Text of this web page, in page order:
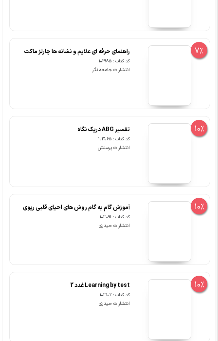
7% راهنمای حرفه ای علایم و نشانه ها چارلز ماکت
کد کتاب : 102985
انتشارات جامعه نگر
10% تفسیر ABG دریک نگاه
کد کتاب : 103065
انتشارات پرستش
10% آموزش گام به گام روش های احیای قلبی ریوی
کد کتاب : 103091
انتشارات حیدری
10% Learning by test غدد 2
کد کتاب : 103102
انتشارات حیدری